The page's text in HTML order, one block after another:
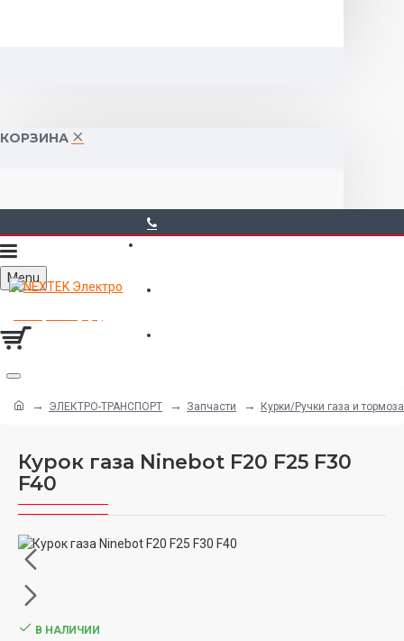
КОРЗИНА
Menu
ЭЛЕКТРО-ТРАНСПОРТ Запчасти Курки/Ручки газа и тормоза
Курок газа Ninebot F20 F25 F30
F40
В НАЛИЧИИ